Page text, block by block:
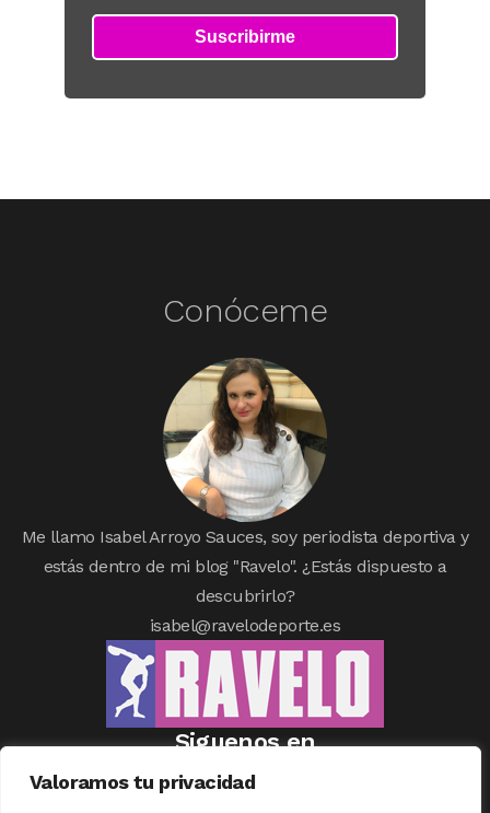
Valoramos tu privacidad
Conóceme
Me llamo Isabel Arroyo Sauces, soy periodista deportiva y
estás dentro de mi blog "Ravelo". ¿Estás dispuesto a
descubrirlo?
isabel@ravelodeporte.es
Siguenos en